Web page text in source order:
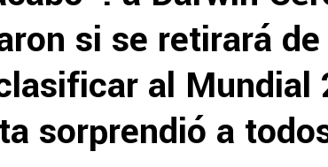
si se retirará
al Mundial
sorprendió a